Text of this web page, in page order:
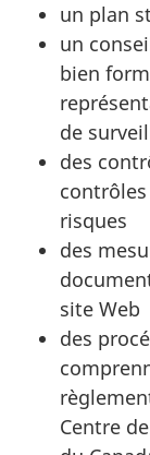
un plan
un
bien
de
des
risques
des
site Web
des
Centre